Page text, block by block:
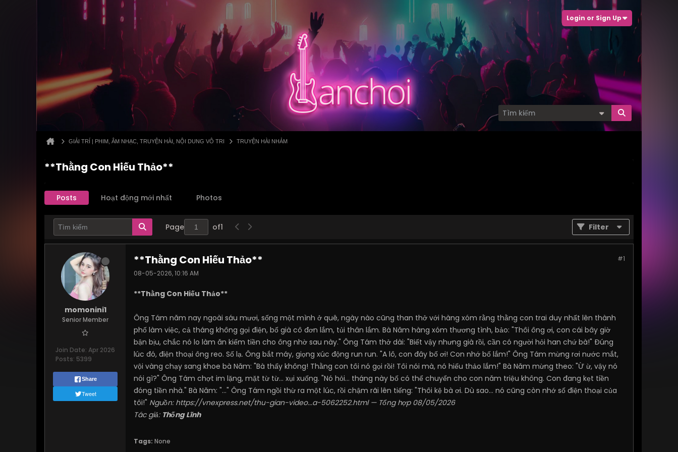
Login or Sign Up
GIẢI TRÍ | PHIM, ÂM NHẠC, TRUYỆN HÀI, NỘI DUNG VÔ TRI TRUYỆN HÀI NHẢM
**Thằng Con Hiếu Thảo**
Posts Hoạt động mới nhất Photos
Page of1 Filter
momonini1
Senior Member
Join Date: Apr 2026
Posts: 5399
Share
Tweet
#1
**Thằng Con Hiếu Thảo**
08-05-2026, 10:16 AM
**Thằng Con Hiếu Thảo**
Ông Tám năm nay ngoài sáu mươi, sống một mình ở quê, ngày nào cũng than thở với hàng xóm rằng thằng con trai duy nhất lên thành
phố làm việc, cả tháng không gọi điện, bố già cô đơn lắm, tủi thân lắm. Bà Năm hàng xóm thương tình, bảo: "Thôi ông ơi, con cái bây giờ
bận bịu, chắc nó lo làm ăn kiếm tiền cho ông nhờ sau này." Ông Tám thở dài: "Biết vậy nhưng già rồi, cần có người hỏi han chứ bà!" Đúng
lúc đó, điện thoại ông reo. Số lạ. Ông bắt máy, giọng xúc động run run. "A lô, con đây bố ơi! Con nhớ bố lắm!" Ông Tám mừng rơi nước mắt,
vội vàng chạy sang khoe bà Năm: "Bà thấy không! Thằng con tôi nó gọi rồi! Tôi nói mà, nó hiếu thảo lắm!" Bà Năm mừng theo: "Ừ ừ, vậy nó
nói gì?" Ông Tám chợt im lặng, mặt từ từ... xụi xuống. "Nó hỏi... tháng này bố có thể chuyển cho con năm triệu không. Con đang kẹt tiền
đóng tiền nhà." Bà Năm: "..." Ông Tám ngồi thừ ra một lúc, rồi chậm rãi lên tiếng: "Thôi kệ bà ơi. Dù sao... nó cũng còn nhớ số điện thoại của
tôi!" Nguồn: https://vnexpress.net/thu-gian-video...a-5062252.html— Tổng hợp 08/05/2026
Tác giả: Thống Lĩnh
Tags: None